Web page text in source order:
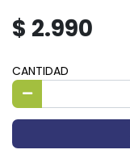
$ 2.990
CANTIDAD